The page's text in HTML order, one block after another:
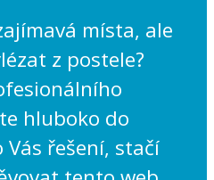
místa, ale
z postele?
hluboko do
Vás řešení, stačí